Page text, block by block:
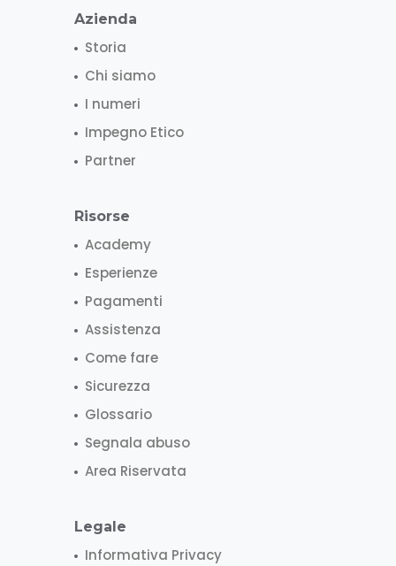
Azienda
Storia
Chi siamo
I numeri
Impegno Etico
Partner
Risorse
Academy
Esperienze
Pagamenti
Assistenza
Come fare
Sicurezza
Glossario
Segnala abuso
Area Riservata
Legale
Informativa Privacy